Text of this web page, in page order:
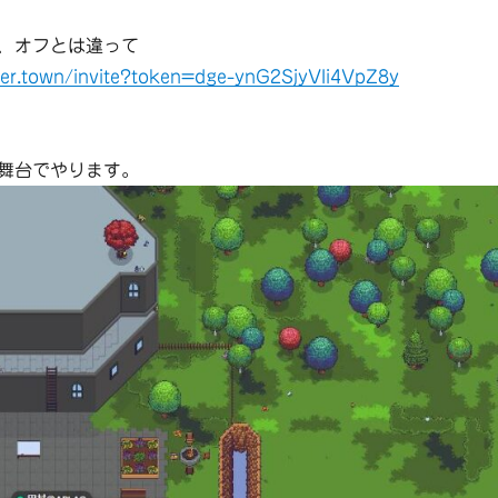
オフとは違って
invite?token=dge-ynG2SjyVIi4VpZ8y
台でやります。